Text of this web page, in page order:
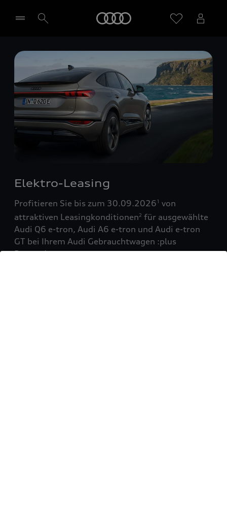
Händler wählen
Elektro-Leasing
Profitieren Sie bis zum 30.09.20261 von
attraktiven Leasingkonditionen2 für ausgewählte
Audi Q6 e-tron, Audi A6 e-tron und Audi e-tron
GT bei Ihrem Audi Gebrauchtwagen :plus
Partner!